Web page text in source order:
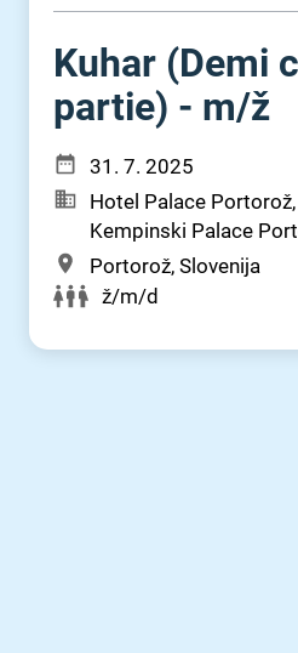
Kuhar (Demi
partie) - m⁠/⁠ž
31. 7. 2025
Hotel Palace
Kempinski Palace
Portorož, Slovenija
ž/m/d